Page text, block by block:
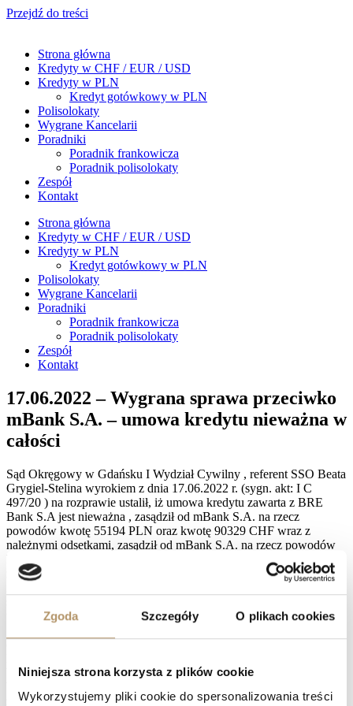
Zgoda Szczegóły O plikach cookies
Niniejsza strona korzysta z plików cookie
Wykorzystujemy pliki cookie do spersonalizowania treści
Przejdź do treści
Strona główna
Kredyty w CHF / EUR / USD
Kredyty w PLN
Kredyt gotówkowy w PLN
Polisolokaty
Wygrane Kancelarii
Poradniki
Poradnik frankowicza
Poradnik polisolokaty
Zespół
Kontakt
Strona główna
Kredyty w CHF / EUR / USD
Kredyty w PLN
Kredyt gotówkowy w PLN
Polisolokaty
Wygrane Kancelarii
Poradniki
Poradnik frankowicza
Poradnik polisolokaty
Zespół
Kontakt
17.06.2022 – Wygrana sprawa przeciwko
mBank S.A. – umowa kredytu nieważna w
całości
Sąd Okręgowy w Gdańsku I Wydział Cywilny , referent SSO Beata
Grygiel-Stelina wyrokiem z dnia 17.06.2022 r. (sygn. akt: I C
497/20 ) na rozprawie ustalił, iż umowa kredytu zawarta z BRE
Bank S.A jest nieważna , zasądził od mBank S.A. na rzecz
powodów kwotę 55194 PLN oraz kwotę 90329 CHF wraz z
należnymi odsetkami, zasądził od mBank S.A. na rzecz powodów
kwotę 11834 PLN tytułem zwrotu kosztów procesu, w pozostałym
zakresie pozew oddalił.
Zdaniem Sądu umowa stron jest nieważna. Sąd podkreślił, iż zasada
w przedmiotowej sprawie została przez bank naruszona. Zdaniem
bank ustala kursy walut.
zastosowany mechanizm indeksacji należy uznać za abuzywny.